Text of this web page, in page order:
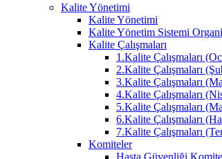
Kalite Yönetimi
Kalite Yönetimi
Kalite Yönetim Sistemi
Kalite Çalışmaları
1.Kalite Çalışmaları
2.Kalite Çalışmaları
3.Kalite Çalışmaları
4.Kalite Çalışmaları
5.Kalite Çalışmaları
6.Kalite Çalışmaları
7.Kalite Çalışmaları
Komiteler
Hasta Güvenliği